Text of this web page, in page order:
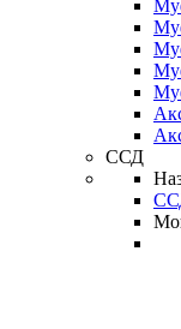
ССД